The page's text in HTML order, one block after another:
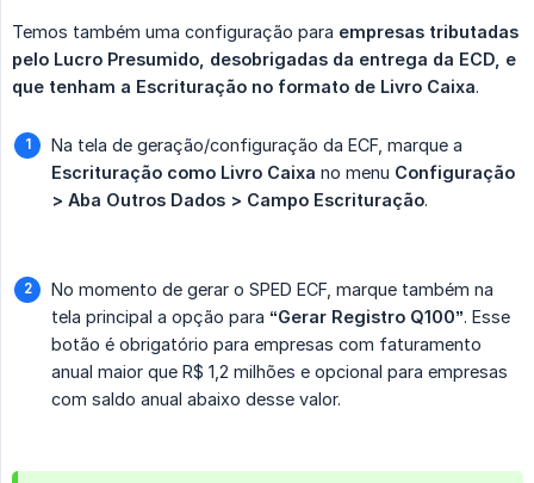
Temos também uma configuração para empresas tributadas
pelo Lucro Presumido, desobrigadas da entrega da ECD, e
que tenham a Escrituração no formato de Livro Caixa.
Na tela de geração/configuração da ECF, marque a
Escrituração como Livro Caixa no menu Configuração
> Aba Outros Dados > Campo Escrituração.
No momento de gerar o SPED ECF, marque também na
tela principal a opção para “Gerar Registro Q100”. Esse
botão é obrigatório para empresas com faturamento
anual maior que R$ 1,2 milhões e opcional para empresas
com saldo anual abaixo desse valor.